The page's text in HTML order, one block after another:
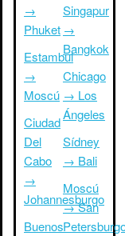
→
Phuket
Estambul
→
Moscú
Ciudad
Del
Cabo
→
Johannesburgo
Buenos
Singapur
→
Bangkok
Chicago
→ Los
Ángeles
Sídney
→ Bali
Moscú
→ San